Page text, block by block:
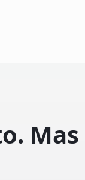
Mas